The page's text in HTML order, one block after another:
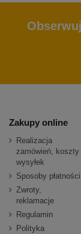
Zakupy online
Realizacja
zamówień, koszty
wysyłek
Sposoby płatności
Zwroty,
reklamacje
Regulamin
Polityka